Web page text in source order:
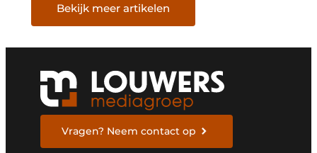
Bekijk meer artikelen
Vragen? Neem contact op